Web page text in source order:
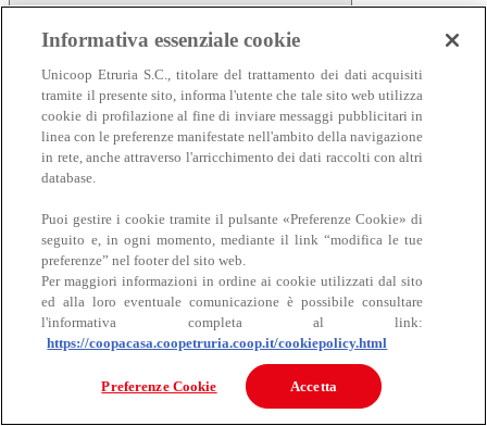
Carne
Carne
Bovino
Informativa essenziale cookie
Unicoop Etruria S.C., titolare del trattamento dei dati acquisiti
tramite il presente sito, informa l'utente che tale sito web utilizza
cookie di profilazione al fine di inviare messaggi pubblicitari in
linea con le preferenze manifestate nell'ambito della navigazione
in rete, anche attraverso l'arricchimento dei dati raccolti con altri
database.
Puoi gestire i cookie tramite il pulsante «Preferenze Cookie» di
seguito e, in ogni momento, mediante il link “modifica le tue
preferenze” nel footer del sito web.
Per maggiori informazioni in ordine ai cookie utilizzati dal sito
ed alla loro eventuale comunicazione è possibile consultare
l'informativa completa al link:
https://coopacasa.coopetruria.coop.it/cookiepolicy.html
Preferenze Cookie Accetta